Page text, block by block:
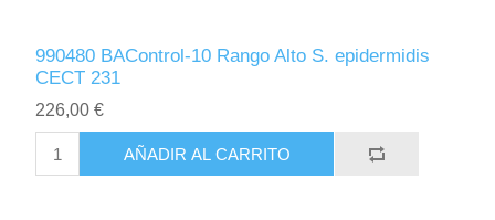
990480 BAControl-10 Rango Alto S. epidermidis
CECT 231
226,00 €
AÑADIR AL CARRITO